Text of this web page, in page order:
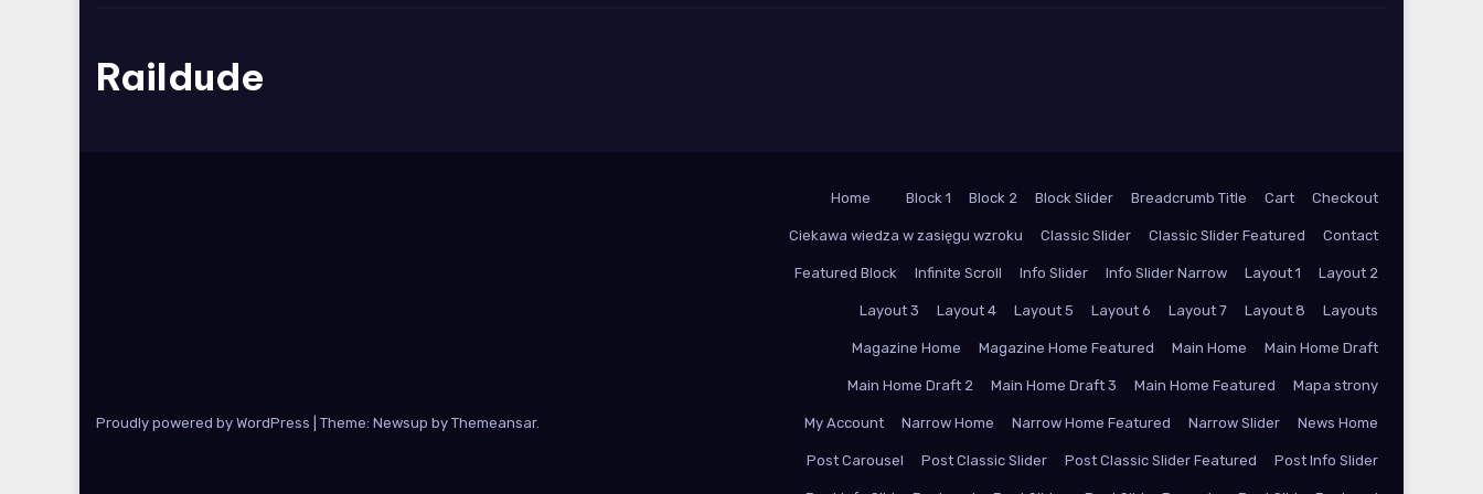
Raildude
Proudly powered by WordPress Theme: Newsup by Themeansar.
Home Block 1 Block 2 Block Slider Breadcrumb Title Cart Checkout
Ciekawa wiedza w zasięgu wzroku Classic Slider Classic Slider Featured Contact
Featured Block Infinite Scroll Info Slider Info Slider Narrow Layout 1 Layout 2
Layout 3 Layout 4 Layout 5 Layout 6 Layout 7 Layout 8 Layouts
Magazine Home Magazine Home Featured Main Home Main Home Draft
Main Home Draft 2 Main Home Draft 3 Main Home Featured Mapa strony
My Account Narrow Home Narrow Home Featured Narrow Slider News Home
Post Carousel Post Classic Slider Post Classic Slider Featured Post Info Slider